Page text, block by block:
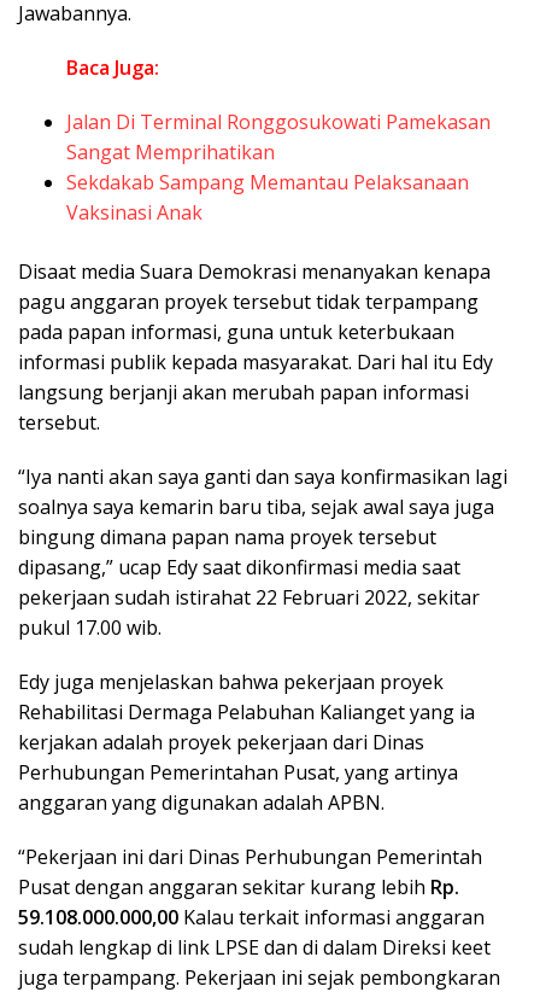
Jawabannya.
Baca Juga:
Jalan Di Terminal Ronggosukowati Pamekasan
Sangat Memprihatikan
Sekdakab Sampang Memantau Pelaksanaan
Vaksinasi Anak
Disaat media Suara Demokrasi menanyakan kenapa
pagu anggaran proyek tersebut tidak terpampang
pada papan informasi, guna untuk keterbukaan
informasi publik kepada masyarakat. Dari hal itu Edy
langsung berjanji akan merubah papan informasi
tersebut.
“Iya nanti akan saya ganti dan saya konfirmasikan lagi
soalnya saya kemarin baru tiba, sejak awal saya juga
bingung dimana papan nama proyek tersebut
dipasang,” ucap Edy saat dikonfirmasi media saat
pekerjaan sudah istirahat 22 Februari 2022, sekitar
pukul 17.00 wib.
Edy juga menjelaskan bahwa pekerjaan proyek
Rehabilitasi Dermaga Pelabuhan Kalianget yang ia
kerjakan adalah proyek pekerjaan dari Dinas
Perhubungan Pemerintahan Pusat, yang artinya
anggaran yang digunakan adalah APBN.
“Pekerjaan ini dari Dinas Perhubungan Pemerintah
Pusat dengan anggaran sekitar kurang lebih Rp.
59.108.000.000,00 Kalau terkait informasi anggaran
sudah lengkap di link LPSE dan di dalam Direksi keet
juga terpampang. Pekerjaan ini sejak pembongkaran